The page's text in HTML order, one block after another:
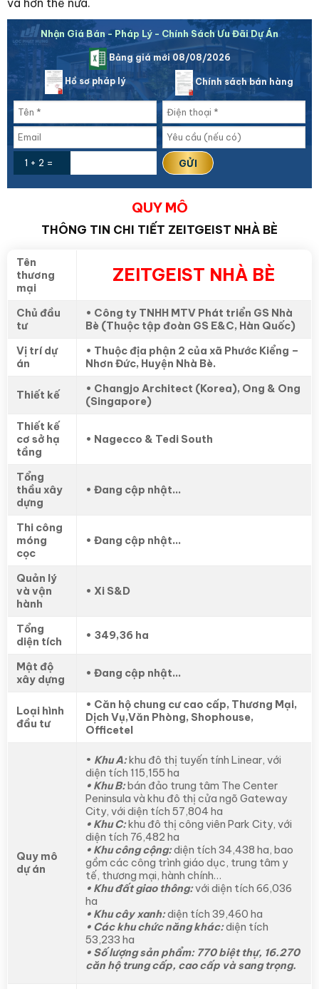
Nhận Giá Bán - Pháp Lý - Chính Sách Ưu Đãi Dự Án
Bảng giá mới 08/08/2026
Hồ sơ pháp lý Chính sách bán hàng
1 + 2 =
QUY MÔ
THÔNG TIN CHI TIẾT ZEITGEIST NHÀ BÈ
Tên
thương
mại
ZEITGEIST NHÀ BÈ
Chủ đầu
tư
• Công ty TNHH MTV Phát triển GS Nhà
Bè (Thuộc tập đoàn GS E&C, Hàn Quốc)
Vị trí dự
án
• Thuộc địa phận 2 của xã Phước Kiểng –
Nhơn Đức, Huyện Nhà Bè.
Thiết kế
• Changjo Architect (Korea), Ong & Ong
(Singapore)
Thiết kế
cơ sở hạ
tầng
• Nagecco & Tedi South
Tổng
thầu xây
dựng
• Đang cập nhật…
Thi công
móng
cọc
• Đang cập nhật…
Quản lý
và vận
hành
• Xi S&D
Tổng
diện tích
• 349,36 ha
Mật độ
xây dựng
• Đang cập nhật…
Loại hình
đầu tư
• Căn hộ chung cư cao cấp, Thương Mại,
Dịch Vụ,Văn Phòng, Shophouse,
Officetel
Quy mô
dự án
• Khu A:khu đô thị tuyến tính Linear, với
diện tích 115,155 ha
• Khu B:bán đảo trung tâm The Center
Peninsula và khu đô thị cửa ngõ Gateway
City, với diện tích 57,804 ha
• Khu C:khu đô thị công viên Park City, với
diện tích 76,482 ha
• Khu công cộng:diện tích 34,438 ha, bao
gồm các công trình giáo dục, trung tâm y
tế, thương mại, hành chính…
• Khu đất giao thông:với diện tích 66,036
ha
• Khu cây xanh:diện tích 39,460 ha
• Các khu chức năng khác:diện tích
53,233 ha
• Số lượng sản phẩm: 770 biệt thự, 16.270
căn hộ trung cấp, cao cấp và sang trọng.